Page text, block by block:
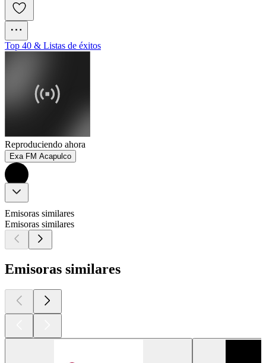
Top 40 & Listas de éxitos
Reproduciendo ahora
Exa FM Acapulco
Emisoras similares
Emisoras similares
Emisoras similares